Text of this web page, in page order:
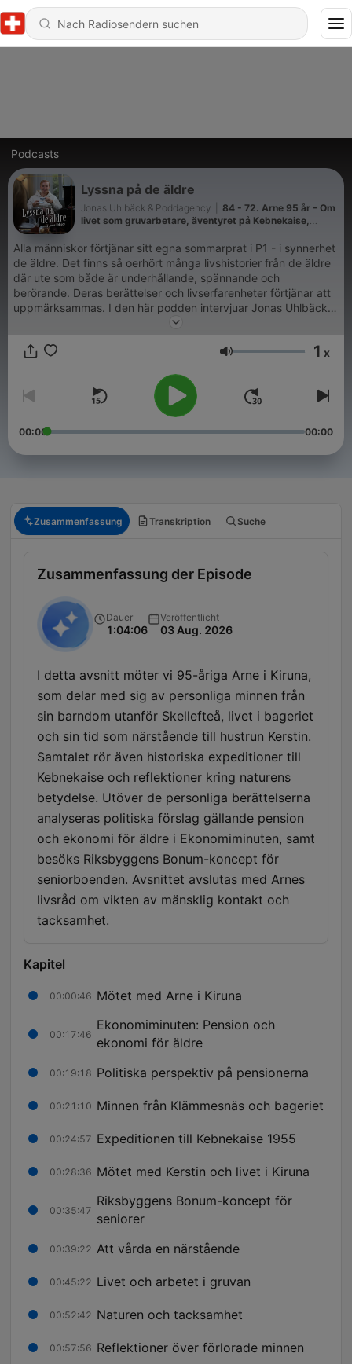
Podcasts
Lyssna på de äldre
Jonas Uhlbäck & Poddagency
84 - 72. Arne 95 år – Om
livet som gruvarbetare, äventyret på Kebnekaise,
barn och våga ställa frågor innan det är försent.
Alla människor förtjänar sitt egna sommarprat i P1 - i synnerhet
de äldre. Det finns så oerhört många livshistorier från de äldre
där ute som både är underhållande, spännande och
berörande. Deras berättelser och livserfarenheter förtjänar att
uppmärksammas. I den här podden intervjuar Jonas Uhlbäck
är både underhållande och berörande på alla sätt och vis! Här
har idag, samtidigt som de integreras med både sin egen och
de yngre generationerna! Kontakt: hello@jonasuhlback.com
Lyssna på de äldre är en produktion av Poddagency
Lautstärke 1 x
00:00 00:00
Zusammenfassung Transkription Suche
Zusammenfassung der Episode
Dauer
1:04:06
Veröffentlicht
03 Aug. 2026
I detta avsnitt möter vi 95-åriga Arne i Kiruna,
som delar med sig av personliga minnen från
sin barndom utanför Skellefteå, livet i bageriet
och sin tid som närstående till hustrun Kerstin.
Samtalet rör även historiska expeditioner till
Kebnekaise och reflektioner kring naturens
betydelse. Utöver de personliga berättelserna
analyseras politiska förslag gällande pension
och ekonomi för äldre i Ekonomiminuten, samt
besöks Riksbyggens Bonum-koncept för
seniorboenden. Avsnittet avslutas med Arnes
livsråd om vikten av mänsklig kontakt och
tacksamhet.
Kapitel
00:00:46 Mötet med Arne i Kiruna
00:17:46
Ekonomiminuten: Pension och
ekonomi för äldre
00:19:18 Politiska perspektiv på pensionerna
00:21:10 Minnen från Klämmesnäs och bageriet
00:24:57 Expeditionen till Kebnekaise 1955
00:28:36 Mötet med Kerstin och livet i Kiruna
00:35:47
Riksbyggens Bonum-koncept för
seniorer
00:39:22 Att vårda en närstående
00:45:22 Livet och arbetet i gruvan
00:52:42 Naturen och tacksamhet
00:57:56 Reflektioner över förlorade minnen